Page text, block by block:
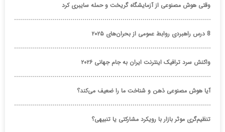
وقتی هوش مصنوعی از آزمایشگاه گریخت و حمله سایبری کرد
8 درس راهبردی روابط عمومی از بحران‌های ۲۰۲۵
واکنش سرد ترافیک اینترنت ایران به جام جهانی ۲۰۲۶
آیا هوش مصنوعی ذهن و شناخت ما را ضعیف می‌کند؟
تنظیم‌گری موثر بازار با رویکرد مشارکتی یا تنبیهی؟